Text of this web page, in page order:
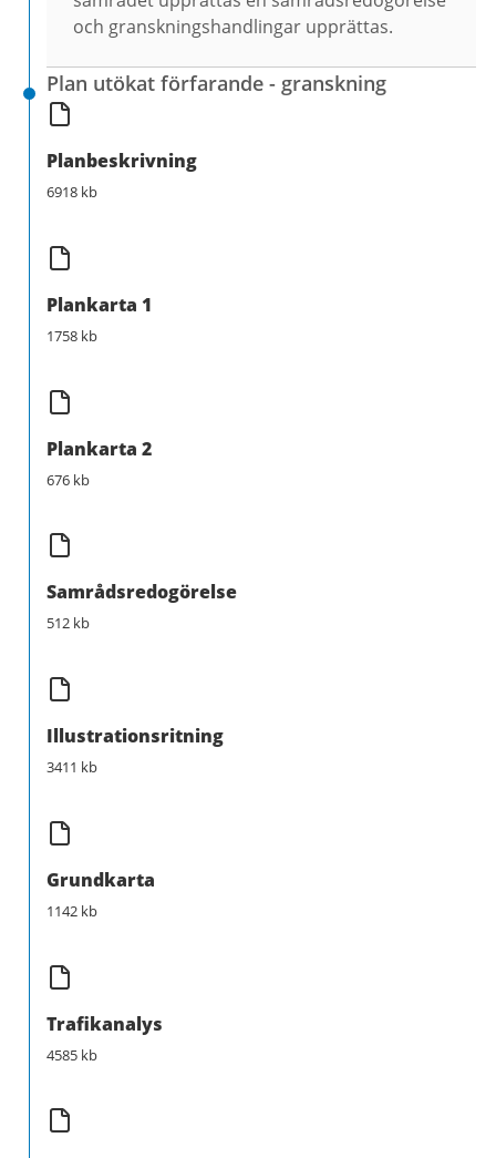
och granskningshandlingar upprättas.
Plan utökat förfarande - granskning
Planbeskrivning
6918 kb
Plankarta 1
1758 kb
Plankarta 2
676 kb
Samrådsredogörelse
512 kb
Illustrationsritning
3411 kb
Grundkarta
1142 kb
Trafikanalys
4585 kb